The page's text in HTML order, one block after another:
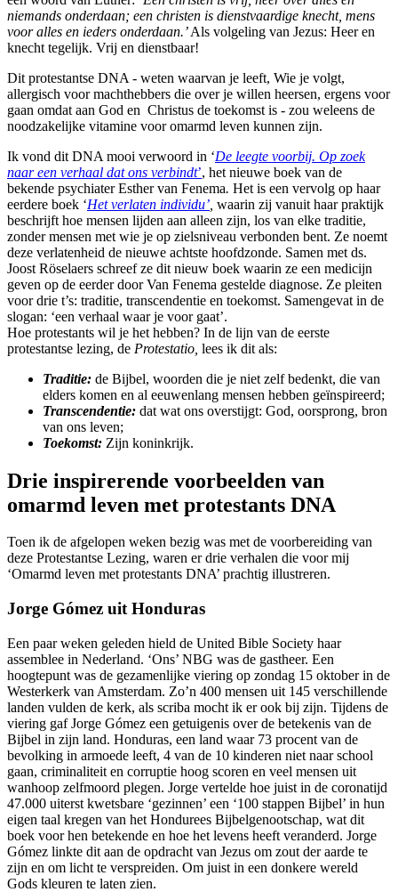
niemands onderdaan; een christen is dienstvaardige knecht, mens
voor alles en ieders onderdaan.’Als volgeling van Jezus: Heer en
knecht tegelijk. Vrij en dienstbaar!
Dit protestantse DNA - weten waarvan je leeft, Wie je volgt,
allergisch voor machthebbers die over je willen heersen, ergens voor
gaan omdat aan God en Christus de toekomst is - zou weleens de
noodzakelijke vitamine voor omarmd leven kunnen zijn.
Ik vond dit DNA mooi verwoord in ‘De leegte voorbij. Op zoek
naar een verhaal dat ons verbindt’, het nieuwe boek van de
bekende psychiater Esther van Fenema. Het is een vervolg op haar
eerdere boek ‘Het verlaten individu’ waarin zij vanuit haar praktijk
beschrijft hoe mensen lijden aan alleen zijn, los van elke traditie,
zonder mensen met wie je op zielsniveau verbonden bent. Ze noemt
deze verlatenheid de nieuwe achtste hoofdzonde. Samen met ds.
Joost Röselaers schreef ze dit nieuw boek waarin ze een medicijn
geven op de eerder door Van Fenema gestelde diagnose. Ze pleiten
voor drie t’s: traditie, transcendentie en toekomst. Samengevat in de
slogan: ‘een verhaal waar je voor gaat’.
Hoe protestants wil je het hebben? In de lijn van de eerste
protestantse lezing, de Protestatio, lees ik dit als:
Traditie: de Bijbel, woorden die je niet zelf bedenkt, die van
elders komen en al eeuwenlang mensen hebben geïnspireerd;
Transcendentie: dat wat ons overstijgt: God, oorsprong, bron
van ons leven;
Toekomst: Zijn koninkrijk.
Drie inspirerende voorbeelden van
omarmd leven met protestants DNA
Toen ik de afgelopen weken bezig was met de voorbereiding van
deze Protestantse Lezing, waren er drie verhalen die voor mij
‘Omarmd leven met protestants DNA’ prachtig illustreren.
Jorge Gómez uit Honduras
Een paar weken geleden hield de United Bible Society haar
assemblee in Nederland. ‘Ons’ NBG was de gastheer. Een
hoogtepunt was de gezamenlijke viering op zondag 15 oktober in de
Westerkerk van Amsterdam. Zo’n 400 mensen uit 145 verschillende
landen vulden de kerk, als scriba mocht ik er ook bij zijn. Tijdens de
viering gaf Jorge Gómez een getuigenis over de betekenis van de
Bijbel in zijn land. Honduras, een land waar 73 procent van de
bevolking in armoede leeft, 4 van de 10 kinderen niet naar school
gaan, criminaliteit en corruptie hoog scoren en veel mensen uit
wanhoop zelfmoord plegen. Jorge vertelde hoe juist in de coronatijd
47.000 uiterst kwetsbare ‘gezinnen’ een ‘100 stappen Bijbel’ in hun
eigen taal kregen van het Hondurees Bijbelgenootschap, wat dit
boek voor hen betekende en hoe het levens heeft veranderd. Jorge
Gómez linkte dit aan de opdracht van Jezus om zout der aarde te
zijn en om licht te verspreiden. Om juist in een donkere wereld
Gods kleuren te laten zien.